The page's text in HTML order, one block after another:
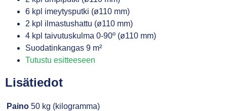
6 kpl imeytysputki (ø110 mm)
2 kpl ilmastushattu (ø110 mm)
4 kpl taivutuskulma 0-90º (ø110 mm)
Suodatinkangas 9 m²
Tutustu esitteeseen
Lisätiedot
Paino 50 kg (kilogramma)